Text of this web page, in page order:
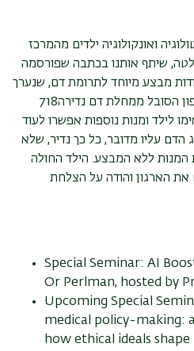
ואונקולוגיה ילדים מהמרכז
שיתף אותנו בכתבה שפורסמה
ב23 באפריל, אודות מבצע מיוחד לתרומת דם, שנערך
לאחרונה, למען ילד צעיר מהצפון הסובל ממחלת דם נדירה718
נתרמו, מתוכן 19 התאימו לילד ומנות נוספות אפשרו לעוד
הדם עליו מדובר, כל כך נדיר, שלא
ללא המבצע. הילד החולה
הארגון והודה על הצלחת
Special Seminar: AI
Or Perlman, hosted by
Upcoming Special
medical policy-making:
how ethical ideals shape